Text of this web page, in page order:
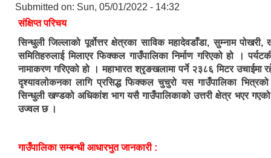
Submitted on: Sun, 05/01/2022 - 14:32
संक्षिप्त परिचय
सिन्धुली जिल्लाको पूर्वोत्तर क्षेत्रका साविक महादेवडाँडा, सुम्‍नाम
समितिहरुलाई मिलाएर फिक्कल गाउँपालिका निर्माण गरिएको हो ।
नामाकरण गरिएको हो । महाभारत श्रृङखलामा पर्ने २३८६ मिटर
दृश्यावलोकनका लागि प्रसिद्ध फिक्कल चुचुरो यस गाउँपालिका
सिन्धुली खण्डको अधिकांश भाग यसै गाउँपालिकाको उत्तरी क्षेत्र भएर
उज्वल छ ।
गाउँपालिका सम्बन्धी आधारभुत जानकारी :